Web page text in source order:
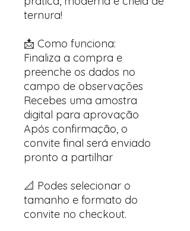
ternura!
📩 Como funciona:
Finaliza a compra e
preenche os dados no
campo de observações
Recebes uma amostra
digital para aprovação
Após confirmação, o
convite final será enviado
pronto a partilhar
📐 Podes selecionar o
tamanho e formato do
convite no checkout.